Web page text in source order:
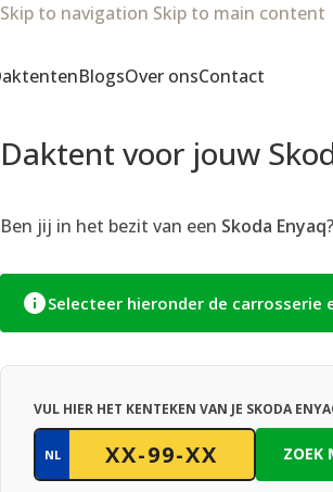
Skip to navigation Skip to main content
BlogsOver onsContact
Daktent voor jouw
Ben jij in het bezit van een Skoda Enyaq
Selecteer hieronder de
VUL HIER HET KENTEKEN VAN JE SKODA
NL ZOEK